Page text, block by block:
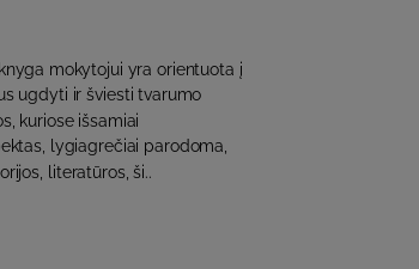
mokytojui yra orientuota į
ugdyti ir šviesti tvarumo
kuriose išsamiai
lygiagrečiai parodoma,
literatūros, ši..